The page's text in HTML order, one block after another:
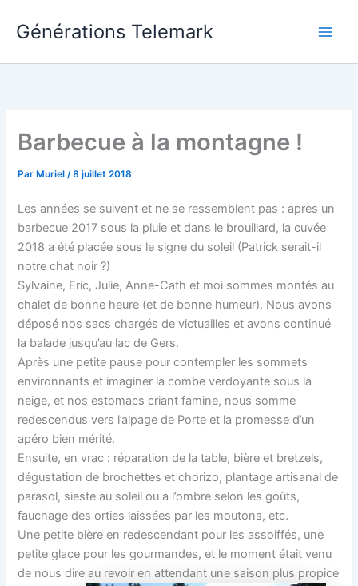
Générations Telemark
Barbecue à la montagne !
Par Muriel/8 juillet 2018
Les années se suivent et ne se ressemblent pas : après un
barbecue 2017 sous la pluie et dans le brouillard, la cuvée
2018 a été placée sous le signe du soleil (Patrick serait-il
notre chat noir ?)
Sylvaine, Eric, Julie, Anne-Cath et moi sommes montés au
chalet de bonne heure (et de bonne humeur). Nous avons
déposé nos sacs chargés de victuailles et avons continué
la balade jusqu’au lac de Gers.
Après une petite pause pour contempler les sommets
environnants et imaginer la combe verdoyante sous la
neige, et nos estomacs criant famine, nous somme
redescendus vers l’alpage de Porte et la promesse d’un
apéro bien mérité.
Ensuite, en vrac : réparation de la table, bière et bretzels,
dégustation de brochettes et chorizo, plantage artisanal de
parasol, sieste au soleil ou a l’ombre selon les goûts,
fauchage des orties laissées par les moutons, etc.
Une petite bière en redescendant pour les assoiffés, une
petite glace pour les gourmandes, et le moment était venu
de nous dire au revoir en attendant une saison plus propice